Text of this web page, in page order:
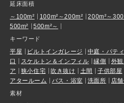
延床面積
～100m²
100m²～200m² 200m²～
500m²
500m²～
キーワード
平屋
ビルトインガレージ 中庭・パテ
口
スケルトン＆インフィル 縁側 外
ア
狭小住宅 吹き抜け 土間 子供部屋
アタールーム
バス・浴室 洗面所 店
素材